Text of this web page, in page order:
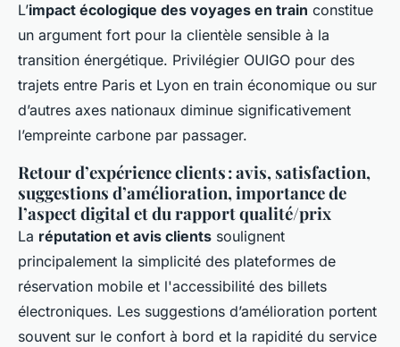
L’impact écologique des voyages en train constitue
un argument fort pour la clientèle sensible à la
transition énergétique. Privilégier OUIGO pour des
trajets entre Paris et Lyon en train économique ou sur
d’autres axes nationaux diminue significativement
l’empreinte carbone par passager.
Retour d’expérience clients : avis, satisfaction,
suggestions d’amélioration, importance de
l’aspect digital et du rapport qualité/prix
La réputation et avis clients soulignent
principalement la simplicité des plateformes de
réservation mobile et l'accessibilité des billets
électroniques. Les suggestions d’amélioration portent
souvent sur le confort à bord et la rapidité du service